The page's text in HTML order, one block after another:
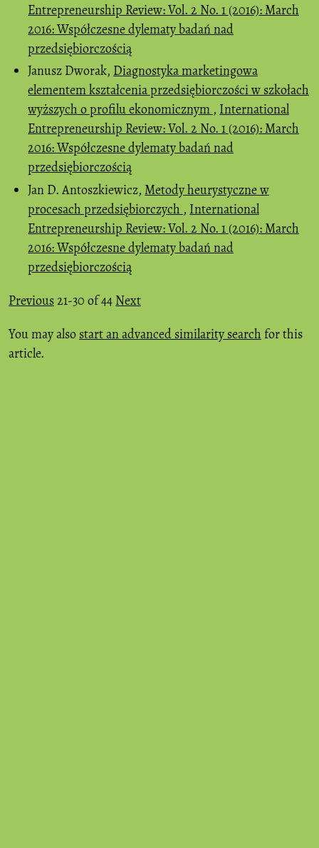
Entrepreneurship Review: Vol. 2 No. 1 (2016): March
2016: Współczesne dylematy badań nad
przedsiębiorczością
Janusz Dworak, Diagnostyka marketingowa
elementem kształcenia przedsiębiorczości w szkołach
wyższych o profilu ekonomicznym , International
Entrepreneurship Review: Vol. 2 No. 1 (2016): March
2016: Współczesne dylematy badań nad
przedsiębiorczością
Jan D. Antoszkiewicz, Metody heurystyczne w
procesach przedsiębiorczych , International
Entrepreneurship Review: Vol. 2 No. 1 (2016): March
2016: Współczesne dylematy badań nad
przedsiębiorczością
Previous21-30 of 44 Next
You may also start an advanced similarity search for this
article.